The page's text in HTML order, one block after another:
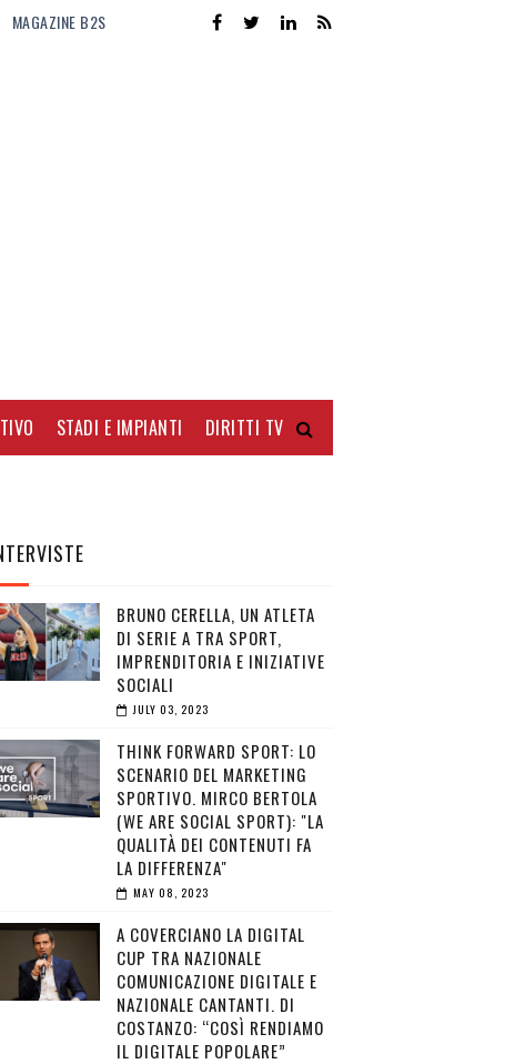
MAGAZINE B2S
STADI E IMPIANTI DIRITTI TV
BRUNO CERELLA, UN ATLETA
DI SERIE A TRA SPORT,
IMPRENDITORIA E INIZIATIVE
SOCIALI
JULY 03, 2023
THINK FORWARD SPORT: LO
SCENARIO DEL MARKETING
SPORTIVO. MIRCO BERTOLA
(WE ARE SOCIAL SPORT): "LA
QUALITÀ DEI CONTENUTI FA
LA DIFFERENZA"
MAY 08, 2023
A COVERCIANO LA DIGITAL
CUP TRA NAZIONALE
COMUNICAZIONE DIGITALE E
NAZIONALE CANTANTI. DI
COSTANZO: “COSÌ RENDIAMO
IL DIGITALE POPOLARE”